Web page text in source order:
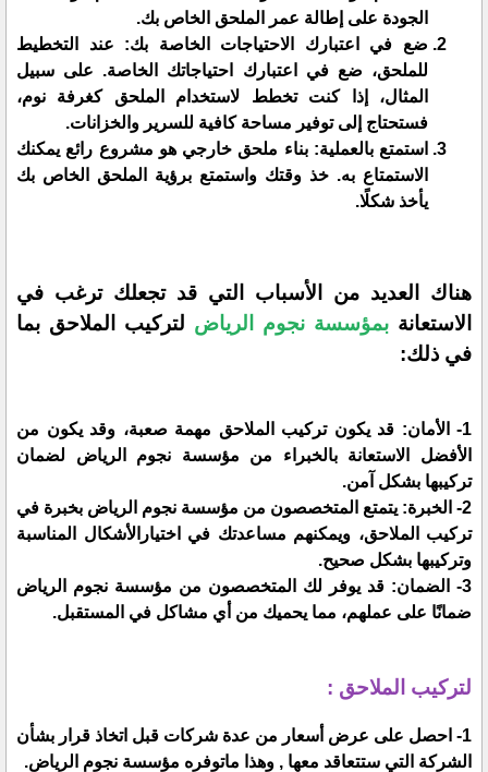
الجودة على إطالة عمر الملحق الخاص بك.
ضع في اعتبارك الاحتياجات الخاصة بك: عند التخطيط
للملحق، ضع في اعتبارك احتياجاتك الخاصة. على سبيل
المثال، إذا كنت تخطط لاستخدام الملحق كغرفة نوم،
فستحتاج إلى توفير مساحة كافية للسرير والخزانات.
استمتع بالعملية: بناء ملحق خارجي هو مشروع رائع يمكنك
الاستمتاع به. خذ وقتك واستمتع برؤية الملحق الخاص بك
يأخذ شكلًا.
هناك العديد من الأسباب التي قد تجعلك ترغب في
الاستعانة بمؤسسة نجوم الرياض لتركيب الملاحق بما
في ذلك:
1- الأمان: قد يكون تركيب الملاحق مهمة صعبة، وقد يكون من
الأفضل الاستعانة بالخبراء من مؤسسة نجوم الرياض لضمان
تركيبها بشكل آمن.
2- الخبرة: يتمتع المتخصصون من مؤسسة نجوم الرياض بخبرة في
تركيب الملاحق، ويمكنهم مساعدتك في اختيارالأشكال المناسبة
وتركيبها بشكل صحيح.
3- الضمان: قد يوفر لك المتخصصون من مؤسسة نجوم الرياض
ضمانًا على عملهم، مما يحميك من أي مشاكل في المستقبل.
لتركيب الملاحق :
1- احصل على عرض أسعار من عدة شركات قبل اتخاذ قرار بشأن
الشركة التي ستتعاقد معها , وهذا ماتوفره مؤسسة نجوم الرياض.